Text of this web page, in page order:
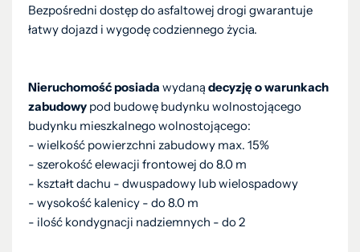
Bezpośredni dostęp do asfaltowej drogi gwarantuje
łatwy dojazd i wygodę codziennego życia.
Nieruchomość posiada wydaną decyzję o warunkach
zabudowy pod budowę budynku wolnostojącego
budynku mieszkalnego wolnostojącego:
- wielkość powierzchni zabudowy max. 15%
- szerokość elewacji frontowej do 8.0 m
- kształt dachu - dwuspadowy lub wielospadowy
- wysokość kalenicy - do 8.0 m
- ilość kondygnacji nadziemnych - do 2